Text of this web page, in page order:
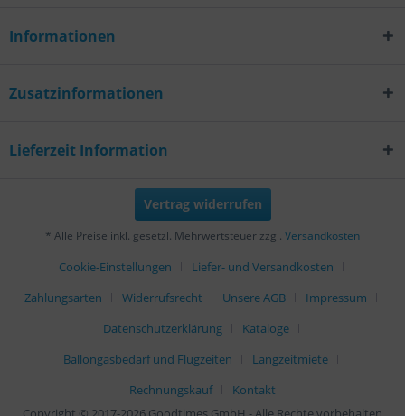
Informationen
Zusatzinformationen
Lieferzeit Information
Vertrag widerrufen
* Alle Preise inkl. gesetzl. Mehrwertsteuer zzgl. Versandkosten
Cookie-Einstellungen
Liefer- und Versandkosten
Zahlungsarten
Widerrufsrecht Unsere AGB
Impressum
Datenschutzerklärung
Kataloge
Ballongasbedarf und Flugzeiten
Langzeitmiete
Rechnungskauf
Kontakt